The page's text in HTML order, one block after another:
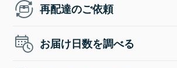
再配達のご依頼
お届け日数を調べる